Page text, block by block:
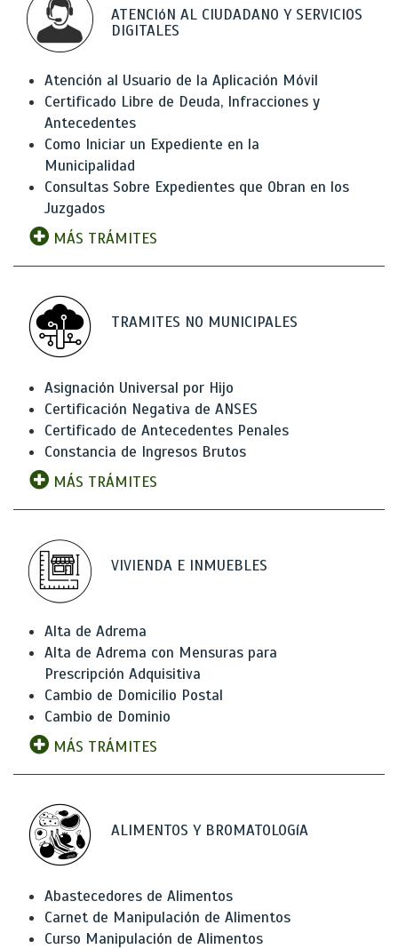
ATENCIóN AL CIUDADANO Y SERVICIOS
DIGITALES
Atención al Usuario de la Aplicación Móvil
Certificado Libre de Deuda, Infracciones y
Antecedentes
Como Iniciar un Expediente en la
Municipalidad
Consultas Sobre Expedientes que Obran en los
Juzgados
MÁS TRÁMITES
TRAMITES NO MUNICIPALES
Asignación Universal por Hijo
Certificación Negativa de ANSES
Certificado de Antecedentes Penales
Constancia de Ingresos Brutos
MÁS TRÁMITES
VIVIENDA E INMUEBLES
Alta de Adrema
Alta de Adrema con Mensuras para
Prescripción Adquisitiva
Cambio de Domicilio Postal
Cambio de Dominio
MÁS TRÁMITES
ALIMENTOS Y BROMATOLOGíA
Abastecedores de Alimentos
Carnet de Manipulación de Alimentos
Curso Manipulación de Alimentos